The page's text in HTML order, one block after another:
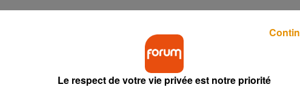
Le respect de votre vie privée est notre priorité